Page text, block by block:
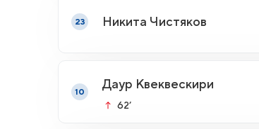
23 Никита Чистяков
10
Даур Квеквескири
62’